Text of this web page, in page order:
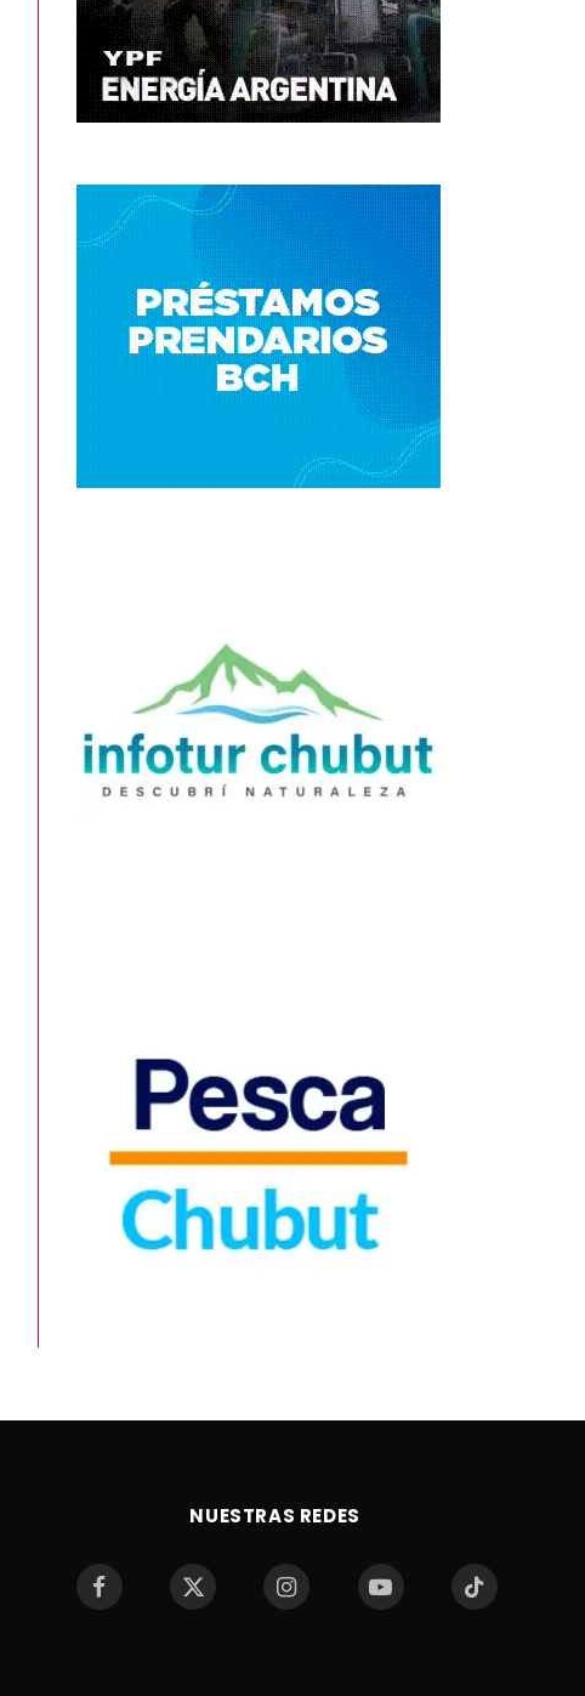
NUESTRAS REDES
Facebook X
InstagramYouTube TikTok